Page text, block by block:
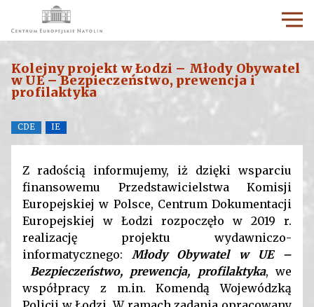
Kolejny projekt w Łodzi – Młody Obywatel
w UE – Bezpieczeństwo, prewencja i
profilaktyka
CDE IE
Z radością informujemy, iż dzięki wsparciu
finansowemu Przedstawicielstwa Komisji
Europejskiej w Polsce, Centrum Dokumentacji
Europejskiej w Łodzi rozpoczęło w 2019 r.
realizację projektu wydawniczo-
informatycznego: Młody Obywatel w UE –
Bezpieczeństwo, prewencja, profilaktyka, we
współpracy z m.in. Komendą Wojewódzką